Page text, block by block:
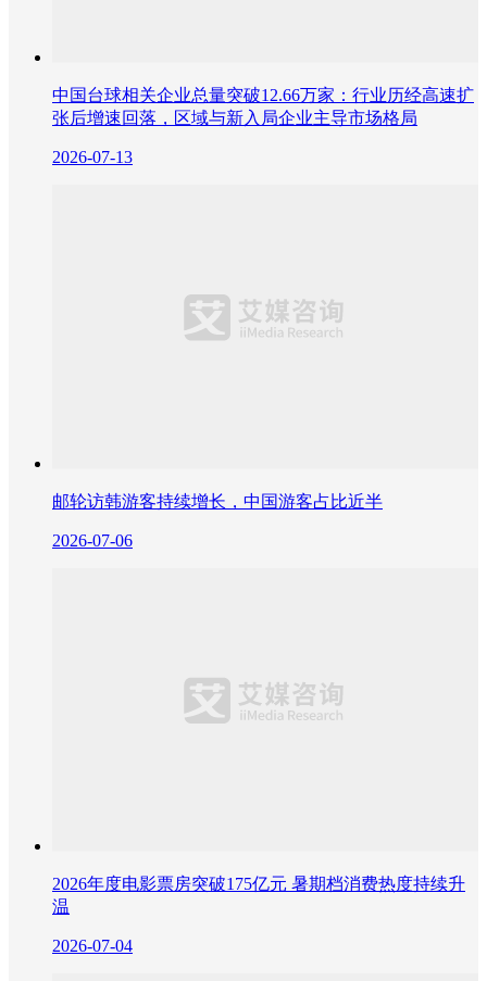
中国台球相关企业总量突破12.66万家：行业历经高速扩
张后增速回落，区域与新入局企业主导市场格局
2026-07-13
邮轮访韩游客持续增长，中国游客占比近半
2026-07-06
2026年度电影票房突破175亿元 暑期档消费热度持续升
温
2026-07-04